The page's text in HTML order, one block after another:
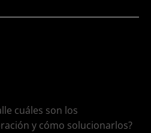
cuáles son los
y cómo solucionarlos?